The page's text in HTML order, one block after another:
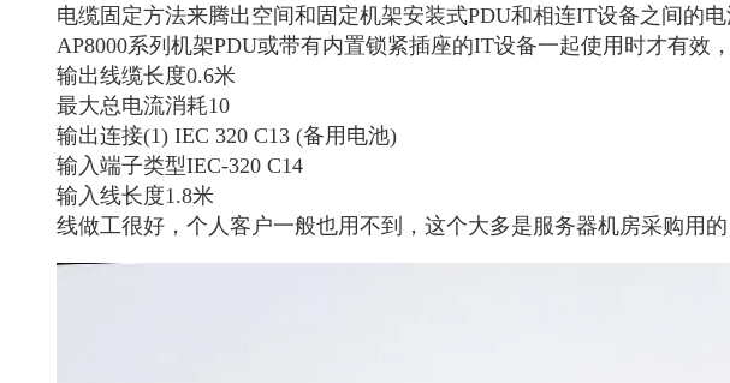
电缆固定方法来腾出空间和固定机架安装式PDU和相连IT设备之间的
AP8000系列机架PDU或带有内置锁紧插座的IT设备一起使用时才有效
输出线缆长度0.6米
最大总电流消耗10
输出连接(1) IEC 320 C13 (备用电池)
输入端子类型IEC-320 C14
输入线长度1.8米
线做工很好，个人客户一般也用不到，这个大多是服务器机房采购用